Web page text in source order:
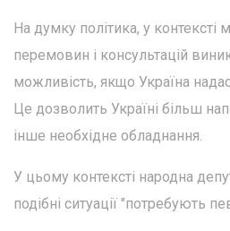
На думку політика, у контексті
перемовин і консультацій
можливість, якщо Україна
Це дозволить Україні більш
інше необхідне обладнання.
У цьому контексті народна
подібні ситуації "потребують